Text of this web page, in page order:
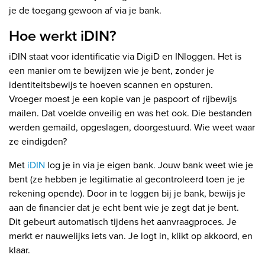
je de toegang gewoon af via je bank.
Hoe werkt iDIN?
iDIN staat voor identificatie via DigiD en INloggen. Het is
een manier om te bewijzen wie je bent, zonder je
identiteitsbewijs te hoeven scannen en opsturen.
Vroeger moest je een kopie van je paspoort of rijbewijs
mailen. Dat voelde onveilig en was het ook. Die bestanden
werden gemaild, opgeslagen, doorgestuurd. Wie weet waar
ze eindigden?
Met iDIN log je in via je eigen bank. Jouw bank weet wie je
bent (ze hebben je legitimatie al gecontroleerd toen je je
rekening opende). Door in te loggen bij je bank, bewijs je
aan de financier dat je echt bent wie je zegt dat je bent.
Dit gebeurt automatisch tijdens het aanvraagproces. Je
merkt er nauwelijks iets van. Je logt in, klikt op akkoord, en
klaar.